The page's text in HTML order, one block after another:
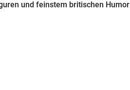
und feinstem britischen Humor